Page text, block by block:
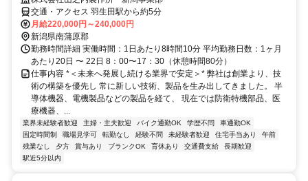
交通・アクセス 羽生田駅から約5分
月給220,000円～240,000円
新潟県南蒲原郡
勤務時間詳細 実働時間：1日あたり8時間10分 平均勤務日数：1ヶ月
あたり20日 〜 22日 8：00〜17：30（休憩時間80分）
仕事内容 *＜未来へ発展し続ける業界で安定＞* 弊社は創業より、技
術の構築を優先し 常に新しい技術、製品を生み出してきました。 半
導体機器、電機製品などの製品を経て、 現在では防衛特機部品、医
療機器、...
業界未経験者歓迎 主婦・主夫歓迎 バイク通勤OK 学歴不問
車通勤OK
固定時間制
職場見学可 転勤なし 経験不問 未経験者歓迎 住宅手当あり
午前
残業なし
夕方 賞与あり ブランクOK 育休あり 交通費支給
長期歓迎
駅近5分以内